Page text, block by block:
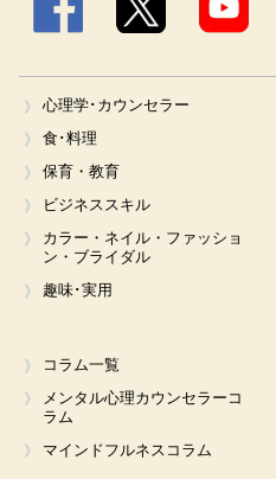
心理学･カウンセラー
食･料理
保育・教育
ビジネススキル
カラー・ネイル・ファッショ
ン・ブライダル
趣味･実用
コラム一覧
メンタル心理カウンセラーコ
ラム
マインドフルネスコラム